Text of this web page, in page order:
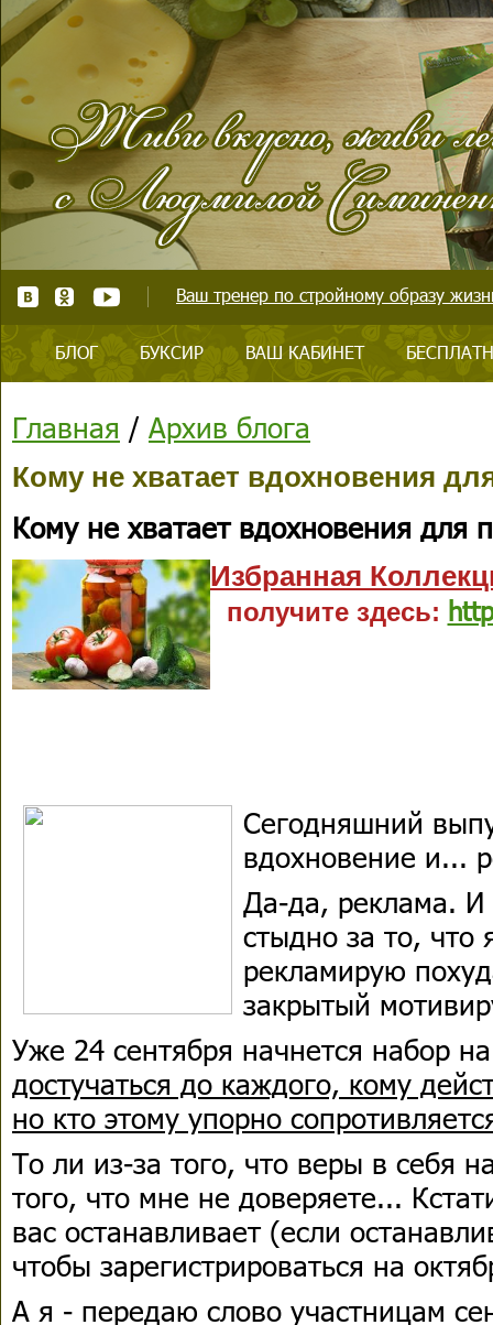
Ваш тренер по стройному образу
БЛОГ БУКСИР ВАШ КАБИНЕТ
Главная / Архив блога
Кому не хватает вдохновения
Кому не хватает вдохновения для
Избранная
получите здесь:
Сегодняшний
вдохновение и...
Да-да, реклама. И
стыдно за то, что
рекламирую
закрытый
Уже 24 сентября начнется набор
достучаться до каждого, кому
но кто этому упорно
То ли из-за того, что веры в себя
того, что мне не доверяете...
вас останавливает (если
чтобы зарегистрироваться на
А я - передаю слово участницам